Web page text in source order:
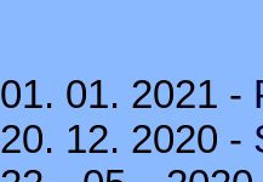
01. 01. 2021 -
20. 12. 2020 -